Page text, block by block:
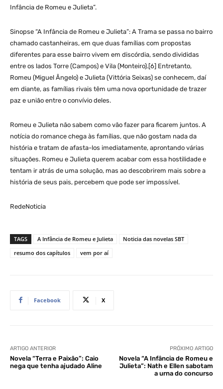
Infância de Romeu e Julieta”.
Sinopse “A Infância de Romeu e Julieta”: A Trama se passa no bairro
chamado castanheiras, em que duas famílias com propostas
diferentes para esse bairro vivem em discórdia, sendo divididas
entre os lados Torre (Campos) e Vila (Monteiro).[6] Entretanto,
Romeu (Miguel Ângelo) e Julieta (Vittória Seixas) se conhecem, daí
em diante, as famílias rivais têm uma nova oportunidade de trazer
paz e união entre o convívio deles.
Romeu e Julieta não sabem como vão fazer para ficarem juntos. A
notícia do romance chega às famílias, que não gostam nada da
história e tratam de afasta-los imediatamente, aprontando várias
situações. Romeu e Julieta querem acabar com essa hostilidade e
tentam ir atrás de uma solução, mas ao descobrirem mais sobre a
história de seus pais, percebem que pode ser impossível.
RedeNoticia
TAGS A Infância de Romeu e Julieta
Noticia das novelas SBT
resumo dos capítulos
vem por aí
Facebook X
ARTIGO ANTERIOR
Novela “Terra e Paixão”: Caio
nega que tenha ajudado Aline
PRÓXIMO ARTIGO
Novela “A Infância de Romeu e
Julieta”: Nath e Ellen sabotam
a urna do concurso